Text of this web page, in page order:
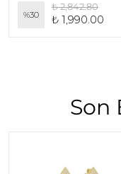
%30
₺ 2,842.80
₺ 1,990.00
Son